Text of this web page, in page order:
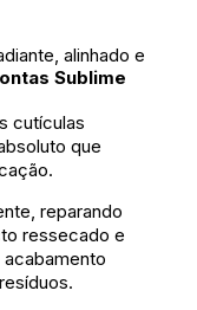
alinhado e
Sublime
cutículas
que
reparando
ressecado e